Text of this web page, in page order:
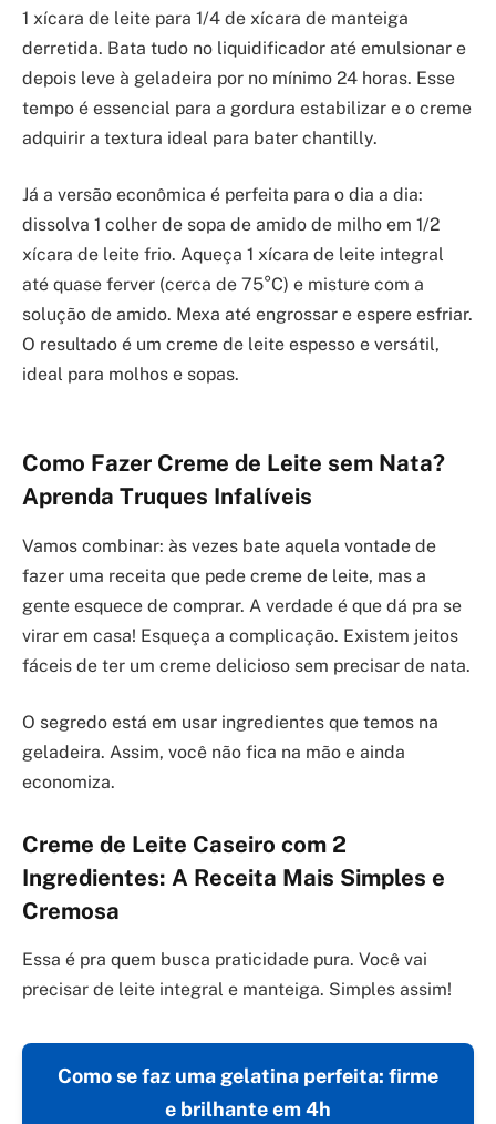
1 xícara de leite para 1/4 de xícara de manteiga
derretida. Bata tudo no liquidificador até emulsionar e
depois leve à geladeira por no mínimo 24 horas. Esse
tempo é essencial para a gordura estabilizar e o creme
adquirir a textura ideal para bater chantilly.
Já a versão econômica é perfeita para o dia a dia:
dissolva 1 colher de sopa de amido de milho em 1/2
xícara de leite frio. Aqueça 1 xícara de leite integral
até quase ferver (cerca de 75°C) e misture com a
solução de amido. Mexa até engrossar e espere esfriar.
O resultado é um creme de leite espesso e versátil,
ideal para molhos e sopas.
Como Fazer Creme de Leite sem Nata?
Aprenda Truques Infalíveis
Vamos combinar: às vezes bate aquela vontade de
fazer uma receita que pede creme de leite, mas a
gente esquece de comprar. A verdade é que dá pra se
virar em casa! Esqueça a complicação. Existem jeitos
fáceis de ter um creme delicioso sem precisar de nata.
O segredo está em usar ingredientes que temos na
geladeira. Assim, você não fica na mão e ainda
economiza.
Creme de Leite Caseiro com 2
Ingredientes: A Receita Mais Simples e
Cremosa
Essa é pra quem busca praticidade pura. Você vai
precisar de leite integral e manteiga. Simples assim!
Como se faz uma gelatina perfeita: firme
e brilhante em 4h